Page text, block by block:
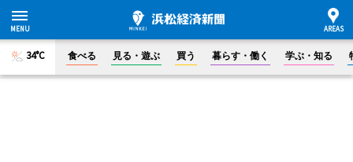
34°C 食べる 見る・遊ぶ 買う 暮らす・働く 学ぶ・知る